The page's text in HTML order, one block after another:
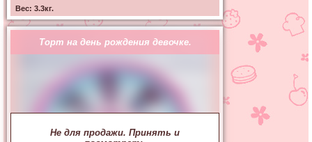
Вес: 3.3кг.
Торт на день рождения девочке.
Не для продажи. Принять и